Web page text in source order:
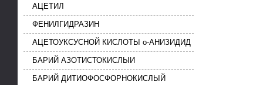
АЦЕТИЛ
ФЕНИЛГИДРАЗИН
АЦЕТОУКСУСНОЙ КИСЛОТЫ о-АНИЗИДИД
БАРИЙ АЗОТИСТОКИСЛЫИ
БАРИЙ ДИТИОФОСФОРНОКИСЛЫЙ